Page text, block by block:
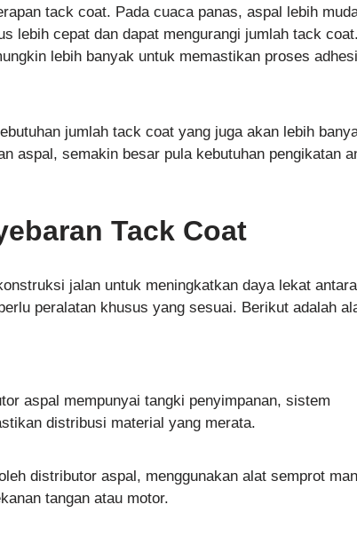
tack coat. Pada cuaca panas, aspal lebih
lebih cepat dan dapat mengurangi jumlah tack
lebih banyak untuk memastikan proses adhesi
jumlah tack coat yang juga akan lebih
aspal, semakin besar pula kebutuhan pengikatan
Tack Coat
jalan untuk meningkatkan daya lekat antara
peralatan khusus yang sesuai. Berikut adalah
aspal mempunyai tangki penyimpanan, sistem
distribusi material yang merata.
distributor aspal, menggunakan alat semprot
tangan atau motor.